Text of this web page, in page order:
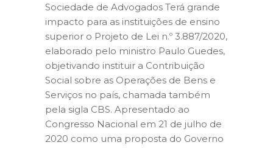
Sociedade de Advogados Terá grande
impacto para as instituições de ensino
superior o Projeto de Lei n.º 3.887/2020,
elaborado pelo ministro Paulo Guedes,
objetivando instituir a Contribuição
Social sobre as Operações de Bens e
Serviços no país, chamada também
pela sigla CBS. Apresentado ao
Congresso Nacional em 21 de julho de
2020 como uma proposta do Governo